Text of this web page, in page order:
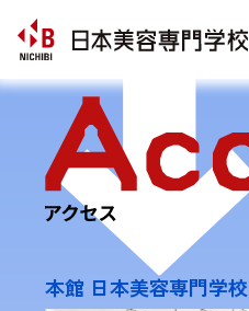
本館 日本美容専門学校